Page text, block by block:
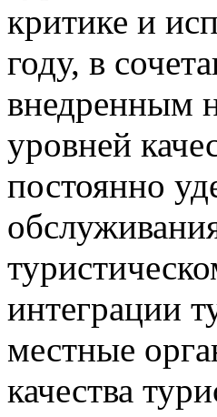
критике и
году, в
внедренным
уровней
постоянно
интеграции
местные
качества